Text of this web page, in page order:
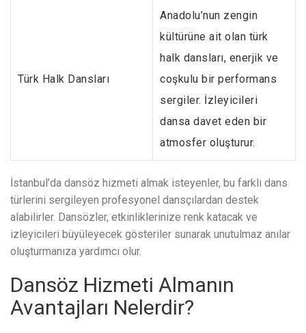
Türk Halk Dansları
Anadolu’nun zengin
kültürüne ait olan türk
halk dansları, enerjik ve
coşkulu bir performans
sergiler. İzleyicileri
dansa davet eden bir
atmosfer oluşturur.
İstanbul’da dansöz hizmeti almak isteyenler, bu farklı dans
türlerini sergileyen profesyonel dansçılardan destek
alabilirler. Dansözler, etkinliklerinize renk katacak ve
izleyicileri büyüleyecek gösteriler sunarak unutulmaz anılar
oluşturmanıza yardımcı olur.
Dansöz Hizmeti Almanın
Avantajları Nelerdir?